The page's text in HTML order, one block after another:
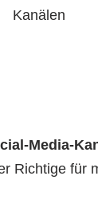
Kanälen
Media-
Richtige für